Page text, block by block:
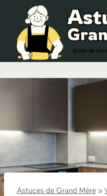
contenu
Astuces de Grand Mère»